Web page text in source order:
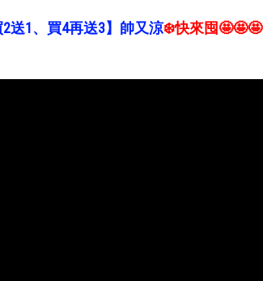
送1、買4再送3】帥又涼❄️快來囤🤩🤩🤩